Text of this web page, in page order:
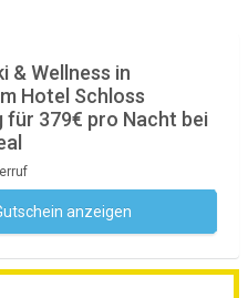
& Wellness in
Hotel Schloss
für 379€ pro Nacht bei
anzeigen